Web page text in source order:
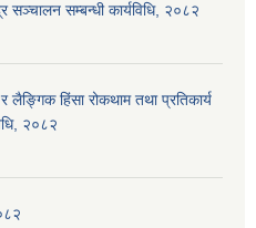
सञ्चालन सम्बन्धी कार्यविधि, २०८२
हिंसा रोकथाम तथा प्रतिकार्य
२०८२